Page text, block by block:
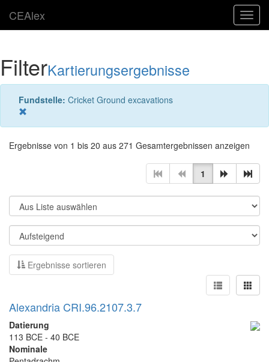
CEAlex
FilterKartierungsergebnisse
Fundstelle: Cricket Ground excavations
Ergebnisse von 1 bis 20 aus 271 Gesamtergebnissen anzeigen
1
Ergebnisse sortieren
Alexandria CRI.96.2107.3.7
Datierung
113 BCE - 40 BCE
Nominale